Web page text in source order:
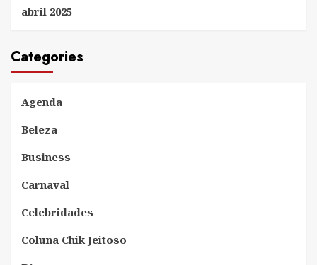
abril 2025
Categories
Agenda
Beleza
Business
Carnaval
Celebridades
Coluna Chik Jeitoso